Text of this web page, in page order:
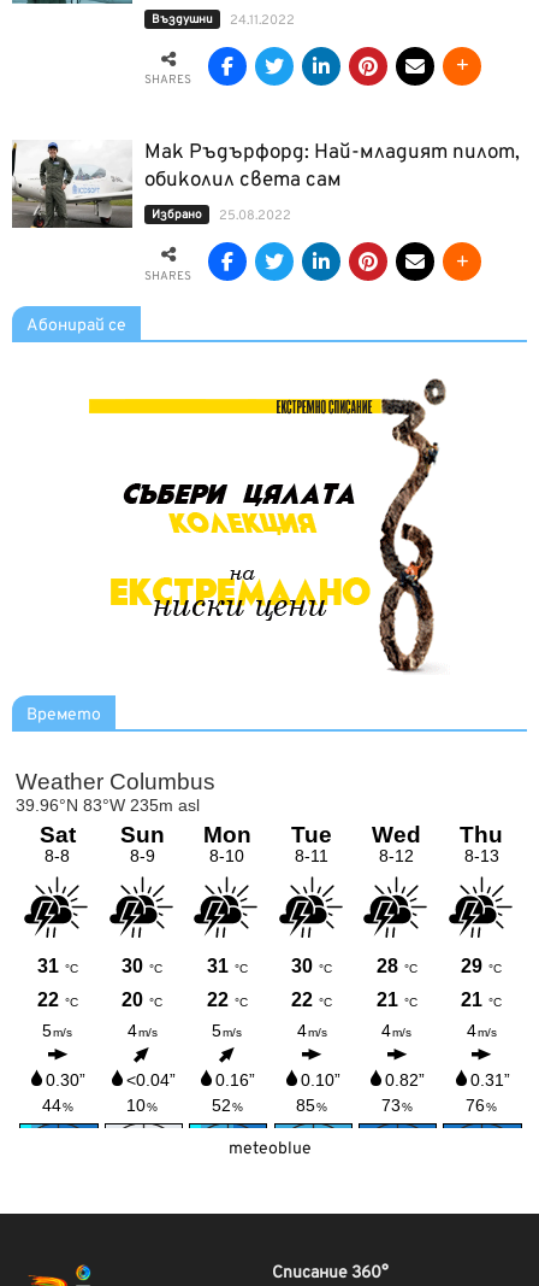
Въздушни 24.11.2022
SHARES
Мак Ръдърфорд: Най-младият пилот,
обиколил света сам
Избрано 25.08.2022
SHARES
Абонирай се
Времето
meteoblue
Списание 360°